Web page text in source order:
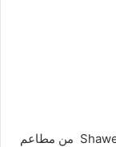
يعتبر مطعم امبراطور الشاورما Shawerma Emperor من مطاعم